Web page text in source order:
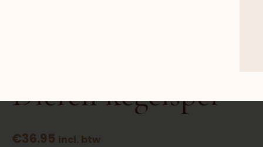
Dieren kegelspel
€36.95 incl. btw